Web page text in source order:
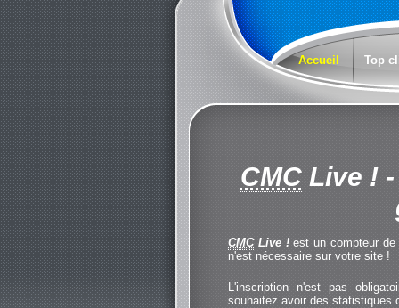
Accueil Top
CMCLive !-
CMCLive !est un compteur de
n'est nécessaire sur votre site !
L'inscription n'est pas
souhaitez avoir des statistiques